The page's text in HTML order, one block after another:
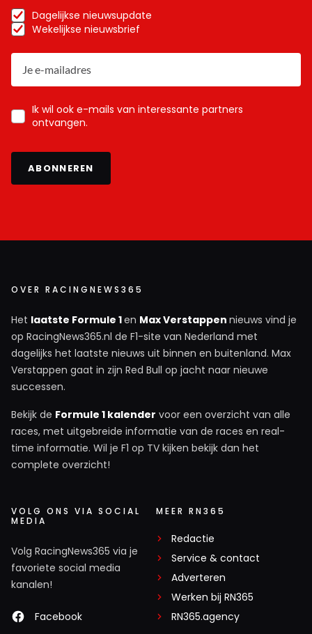
Dagelijkse nieuwsupdate
Wekelijkse nieuwsbrief
Ik wil ook e-mails van interessante partners
ontvangen.
ABONNEREN
OVER RACINGNEWS365
Het laatste Formule 1en Max Verstappen nieuws vind je
op RacingNews365.nl de F1-site van Nederland met
dagelijks het laatste nieuws uit binnen en buitenland. Max
Verstappen gaat in zijn Red Bull op jacht naar nieuwe
successen.
Bekijk de Formule 1 kalender voor een overzicht van alle
races, met uitgebreide informatie van de races en real-
time informatie. Wil je F1 op TV kijken bekijk dan het
complete overzicht!
VOLG ONS VIA SOCIAL
MEDIA
Volg RacingNews365 via je
favoriete social media
kanalen!
Facebook
MEER RN365
Redactie
Service & contact
Adverteren
Werken bij RN365
RN365.agency